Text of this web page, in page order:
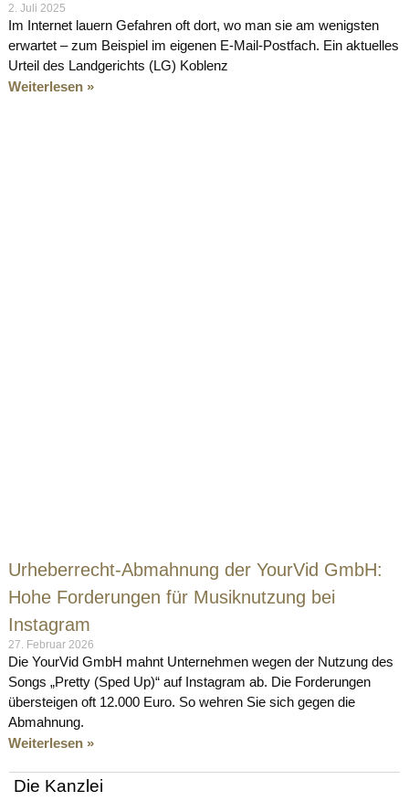
2. Juli 2025
Im Internet lauern Gefahren oft dort, wo man sie am wenigsten
erwartet – zum Beispiel im eigenen E-Mail-Postfach. Ein aktuelles
Urteil des Landgerichts (LG) Koblenz
Weiterlesen »
Urheberrecht-Abmahnung der YourVid GmbH:
Hohe Forderungen für Musiknutzung bei
Instagram
27. Februar 2026
Die YourVid GmbH mahnt Unternehmen wegen der Nutzung des
Songs „Pretty (Sped Up)“ auf Instagram ab. Die Forderungen
übersteigen oft 12.000 Euro. So wehren Sie sich gegen die
Abmahnung.
Weiterlesen »
Die Kanzlei